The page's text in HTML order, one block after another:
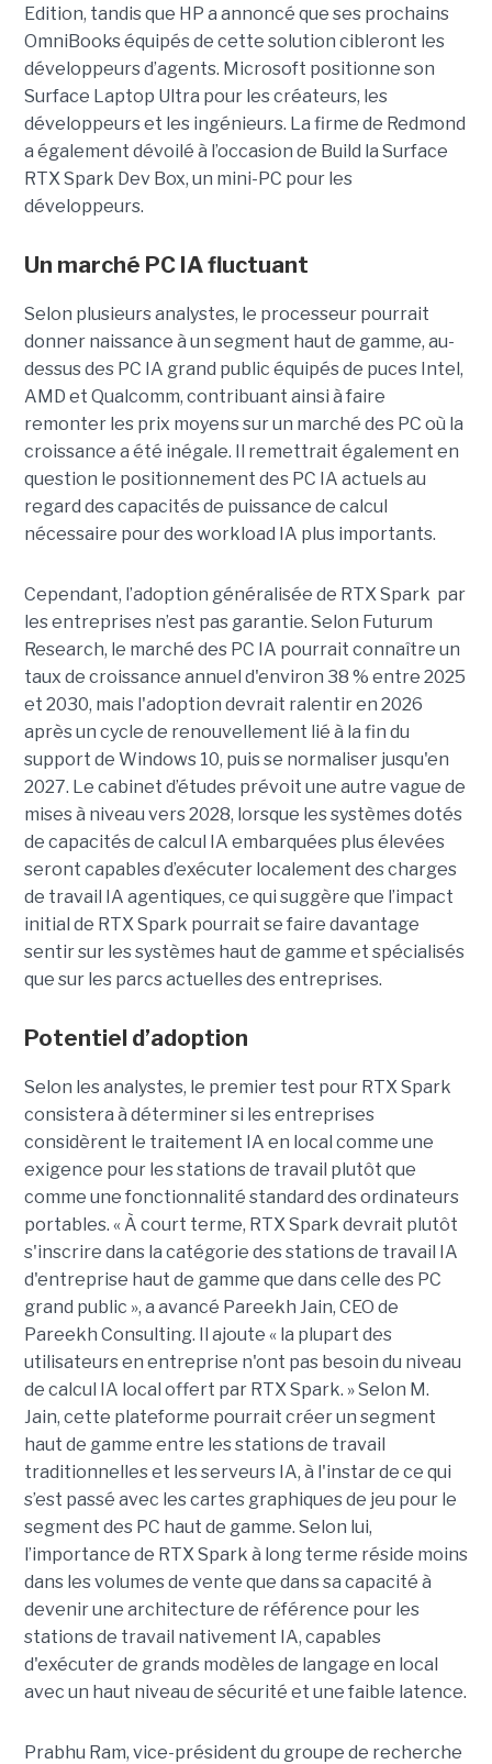
Edition, tandis que HP a annoncé que ses prochains
OmniBooks équipés de cette solution cibleront les
développeurs d’agents. Microsoft positionne son
Surface Laptop Ultra pour les créateurs, les
développeurs et les ingénieurs. La firme de Redmond
a également dévoilé à l’occasion de Build la Surface
RTX Spark Dev Box, un mini-PC pour les
développeurs.
Un marché PC IA fluctuant
Selon plusieurs analystes, le processeur pourrait
donner naissance à un segment haut de gamme, au-
dessus des PC IA grand public équipés de puces Intel,
AMD et Qualcomm, contribuant ainsi à faire
remonter les prix moyens sur un marché des PC où la
croissance a été inégale. Il remettrait également en
question le positionnement des PC IA actuels au
regard des capacités de puissance de calcul
nécessaire pour des workload IA plus importants.
Cependant, l’adoption généralisée de RTX Spark par
les entreprises n’est pas garantie. Selon Futurum
Research, le marché des PC IA pourrait connaître un
taux de croissance annuel d'environ 38 % entre 2025
et 2030, mais l'adoption devrait ralentir en 2026
après un cycle de renouvellement lié à la fin du
support de Windows 10, puis se normaliser jusqu'en
2027. Le cabinet d’études prévoit une autre vague de
mises à niveau vers 2028, lorsque les systèmes dotés
de capacités de calcul IA embarquées plus élevées
seront capables d’exécuter localement des charges
de travail IA agentiques, ce qui suggère que l’impact
initial de RTX Spark pourrait se faire davantage
sentir sur les systèmes haut de gamme et spécialisés
que sur les parcs actuelles des entreprises.
Potentiel d’adoption
Selon les analystes, le premier test pour RTX Spark
consistera à déterminer si les entreprises
considèrent le traitement IA en local comme une
exigence pour les stations de travail plutôt que
comme une fonctionnalité standard des ordinateurs
portables. « À court terme, RTX Spark devrait plutôt
s'inscrire dans la catégorie des stations de travail IA
d'entreprise haut de gamme que dans celle des PC
grand public », a avancé Pareekh Jain, CEO de
Pareekh Consulting. Il ajoute « la plupart des
utilisateurs en entreprise n'ont pas besoin du niveau
de calcul IA local offert par RTX Spark. » Selon M.
Jain, cette plateforme pourrait créer un segment
haut de gamme entre les stations de travail
traditionnelles et les serveurs IA, à l'instar de ce qui
s’est passé avec les cartes graphiques de jeu pour le
segment des PC haut de gamme. Selon lui,
l’importance de RTX Spark à long terme réside moins
dans les volumes de vente que dans sa capacité à
devenir une architecture de référence pour les
stations de travail nativement IA, capables
d'exécuter de grands modèles de langage en local
avec un haut niveau de sécurité et une faible latence.
Prabhu Ram, vice-président du groupe de recherche